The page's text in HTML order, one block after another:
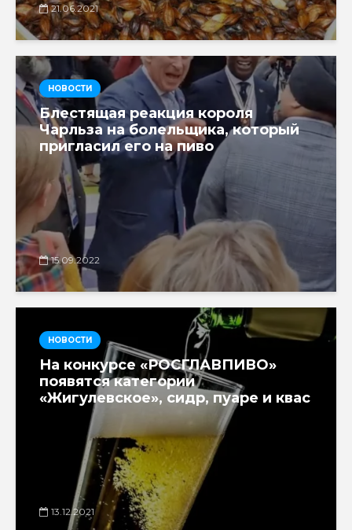
21.06.2021
НОВОСТИ
Блестящая реакция короля
Чарльза на болельщика, который
пригласил его на пиво
15.09.2022
НОВОСТИ
На конкурсе «РОСГЛАВПИВО»
появятся категории
«Жигулевское», сидр, пуаре и квас
13.12.2021